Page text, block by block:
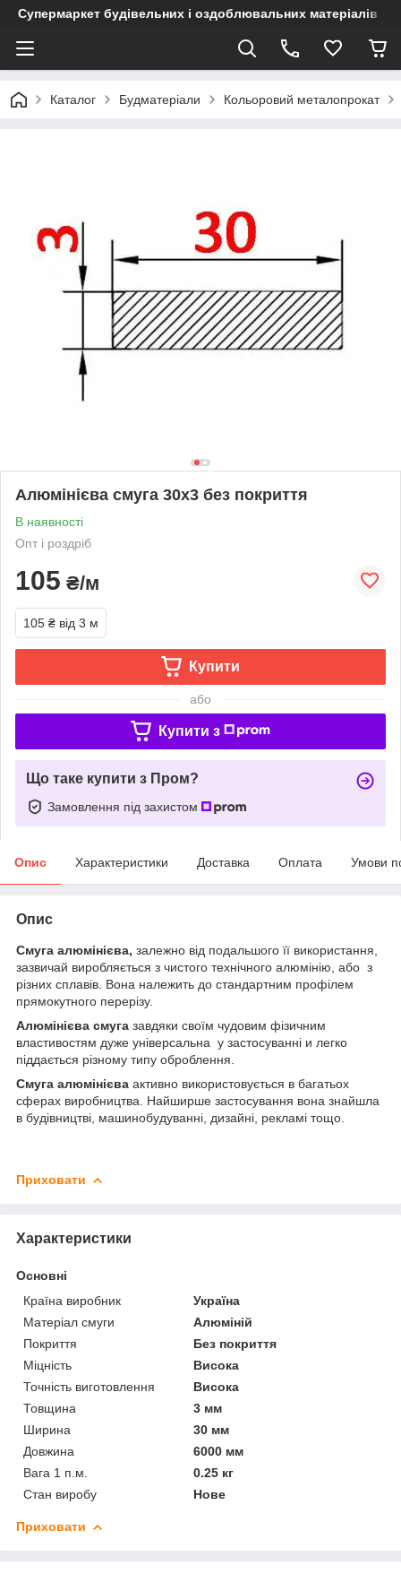
Супермаркет будівельних і оздоблювальних матеріалів
Каталог Будматеріали Кольоровий металопрокат
Алюмінієва смуга 30х3 без покриття
В наявності
Опт і роздріб
105 ₴/м
105 ₴ від 3 м
Купити
або
Купити з
Що таке купити з Пром?
Замовлення під захистом
Опис Характеристики Доставка Оплата Умови
Опис
Смуга алюмінієва, залежно від подальшого її використання,
зазвичай виробляється з чистого технічного алюмінію, або з
різних сплавів. Вона належить до стандартним профілем
прямокутного перерізу.
Алюмінієва смуга завдяки своїм чудовим фізичним
властивостям дуже універсальна у застосуванні и легко
піддається різному типу оброблення.
Смуга алюмінієва активно використовується в багатьох
сферах виробництва. Найширше застосування вона знайшла
в будівництві, машинобудуванні, дизайні, рекламі тощо.
Приховати
Характеристики
Основні
Країна виробник
Україна
Матеріал смуги
Алюміній
Покриття
Без покриття
Міцність
Висока
Точність виготовлення
Висока
Товщина
3 мм
Ширина
30 мм
Довжина
6000 мм
Вага 1 п.м.
0.25 кг
Стан виробу
Нове
Приховати